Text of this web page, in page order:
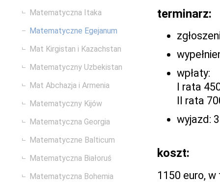
Matematyczna Itaka
Matematyczne Egejanum
Mat Kirgistan i Kazachstan
Matematyczny Uzbekistan
Mat Abchazja i Armenia
Matematyczny Kijów
Matematyczna Georgia
Matematyczne Balticum
Matematyczna Białoruś
Matematyczna Bohemia
terminarz:
wpłaty:
I rata
II rata
wyjazd:
koszt:
1150 euro,